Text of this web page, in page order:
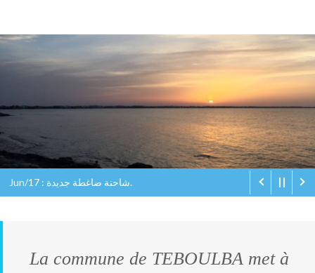
Jun/17 : شاحنة ضاغطة جديدة.
La commune de TEBOULBA met à